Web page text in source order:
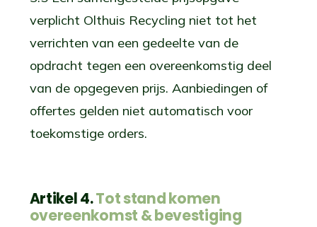
verplicht Olthuis Recycling niet tot het
verrichten van een gedeelte van de
opdracht tegen een overeenkomstig deel
van de opgegeven prijs. Aanbiedingen of
offertes gelden niet automatisch voor
toekomstige orders.
Artikel 4.Tot stand komen
overeenkomst & bevestiging